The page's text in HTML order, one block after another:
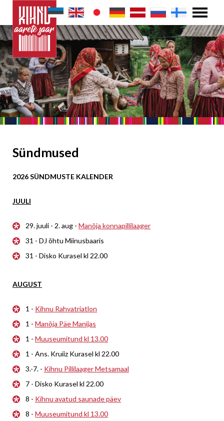
Sündmused
2026 SÜNDMUSTE KALENDER
JUULI
29. juuli - 2. aug - Manõja konnapillilaager
31 - DJ õhtu Miinusbaaris
31 - Disko Kurasel kl 22.00
AUGUST
1 - Kihnu Rahvatriatlon
1 - Manõja Päe Manijas
1 - Muuseumitund kl 13.00
1 - Ans. Kruiiz Kurasel kl 22.00
3.-7. - Kihnu Pillilaager Metsamaal
7 - Disko Kurasel kl 22.00
8 - Kihnu avatud saunade päev
8 - Muuseumitund kl 13.00